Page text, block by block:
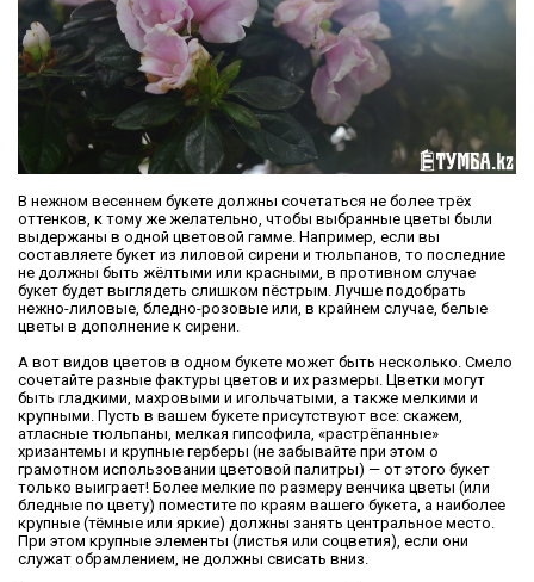
В нежном весеннем букете должны сочетаться не более трёх
оттенков, к тому же желательно, чтобы выбранные цветы были
выдержаны в одной цветовой гамме. Например, если вы
составляете букет из лиловой сирени и тюльпанов, то последние
не должны быть жёлтыми или красными, в противном случае
букет будет выглядеть слишком пёстрым. Лучше подобрать
нежно-лиловые, бледно-розовые или, в крайнем случае, белые
цветы в дополнение к сирени.
А вот видов цветов в одном букете может быть несколько. Смело
сочетайте разные фактуры цветов и их размеры. Цветки могут
быть гладкими, махровыми и игольчатыми, а также мелкими и
крупными. Пусть в вашем букете присутствуют все: скажем,
атласные тюльпаны, мелкая гипсофила, «растрёпанные»
хризантемы и крупные герберы (не забывайте при этом о
грамотном использовании цветовой палитры) — от этого букет
только выиграет! Более мелкие по размеру венчика цветы (или
бледные по цвету) поместите по краям вашего букета, а наиболее
крупные (тёмные или яркие) должны занять центральное место.
При этом крупные элементы (листья или соцветия), если они
служат обрамлением, не должны свисать вниз.